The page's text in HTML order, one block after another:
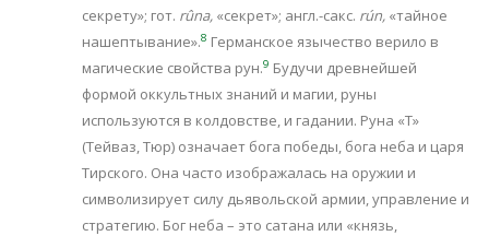
секрету»; гот. rûna, «секрет»; англ.-сакс. rún, «тайное
нашептывание».8 Германское язычество верило в
магические свойства рун.9 Будучи древнейшей
формой оккультных знаний и магии, руны
используются в колдовстве, и гадании. Руна «Т»
(Тейваз, Тюр) означает бога победы, бога неба и царя
Тирского. Она часто изображалась на оружии и
символизирует силу дьявольской армии, управление и
стратегию. Бог неба – это сатана или «князь,